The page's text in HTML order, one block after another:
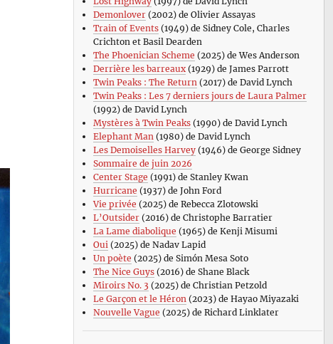
Demonlover(2002) de Olivier Assayas
Train of Events(1949) de Sidney Cole, Charles
Crichton et Basil Dearden
The Phoenician Scheme (2025) de Wes Anderson
Derrière les barreaux(1929) de James Parrott
Twin Peaks : The Return(2017) de David Lynch
Twin Peaks : Les 7 derniers jours de Laura Palmer
(1992) de David Lynch
Mystères à Twin Peaks(1990) de David Lynch
Elephant Man(1980) de David Lynch
Les Demoiselles Harvey(1946) de George Sidney
Sommaire de juin 2026
Center Stage (1991) de Stanley Kwan
Hurricane (1937) de John Ford
Vie privée (2025) de Rebecca Zlotowski
L’Outsider(2016) de Christophe Barratier
La Lame diabolique (1965) de Kenji Misumi
Oui(2025) de Nadav Lapid
Un poète (2025) de Simón Mesa Soto
The Nice Guys(2016) de Shane Black
Miroirs No. 3 (2025) de Christian Petzold
Le Garçon et le Héron(2023) de Hayao Miyazaki
Nouvelle Vague (2025) de Richard Linklater